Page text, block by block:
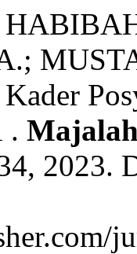
.
2023.